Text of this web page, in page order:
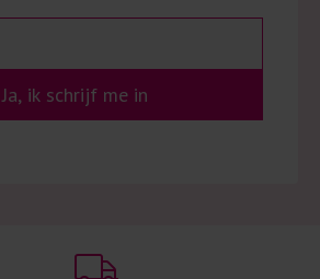
Ja, ik schrijf me in